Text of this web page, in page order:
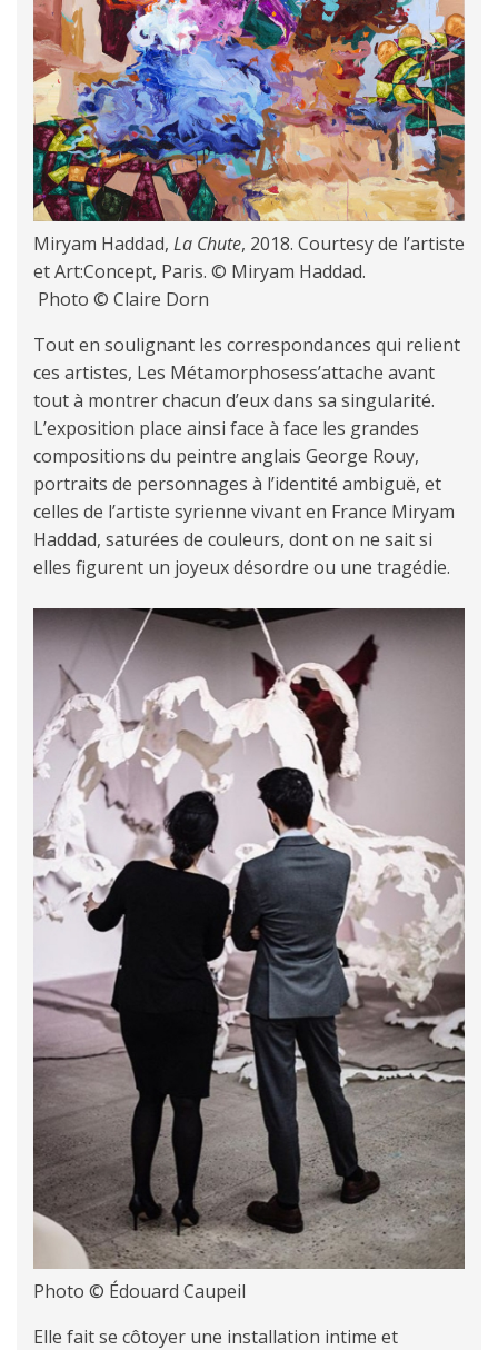
Miryam Haddad, La Chute, 2018. Courtesy de l’artiste
et Art:Concept, Paris. © Miryam Haddad.
Photo © Claire Dorn
Tout en soulignant les correspondances qui relient
ces artistes, Les Métamorphosess’attache avant
tout à montrer chacun d’eux dans sa singularité.
L’exposition place ainsi face à face les grandes
compositions du peintre anglais George Rouy,
portraits de personnages à l’identité ambiguë, et
celles de l’artiste syrienne vivant en France Miryam
Haddad, saturées de couleurs, dont on ne sait si
elles figurent un joyeux désordre ou une tragédie.
Photo © Édouard Caupeil
Elle fait se côtoyer une installation intime et